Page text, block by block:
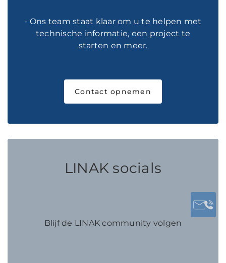
- Ons team staat klaar om u te helpen met
technische informatie, een project te
starten en meer.
Contact opnemen
LINAK socials
Blijf de LINAK community volgen